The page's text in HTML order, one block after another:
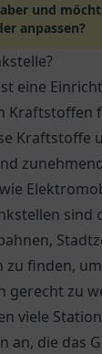
und
anpassen?
eine
Kraftstoffen
Kraftstoffe
sind
zu finden,
gerecht zu
viele
an, die das